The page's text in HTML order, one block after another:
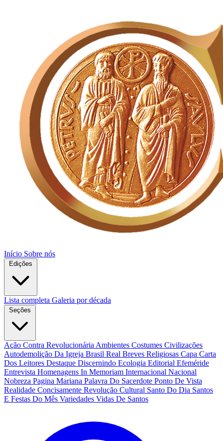
Início Sobre nós
Edições
Lista completa Galeria por década
Seções
Ação Contra Revolucionária Ambientes Costumes Civilizações
Autodemolição Da Igreja Brasil Real Breves Religiosas Capa Carta
Dos Leitores Destaque Discernindo Ecologia Editorial Efeméride
Entrevista Homenagens In Memoriam Internacional Nacional
Nobreza Pagina Mariana Palavra Do Sacerdote Ponto De Vista
Realidade Concisamente Revolução Cultural Santo Do Dia Santos
E Festas Do Mês Variedades Vidas De Santos